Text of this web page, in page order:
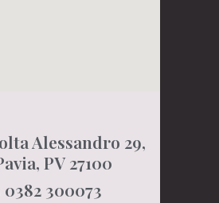
Alessandro 29,
PV 27100
0382 300073